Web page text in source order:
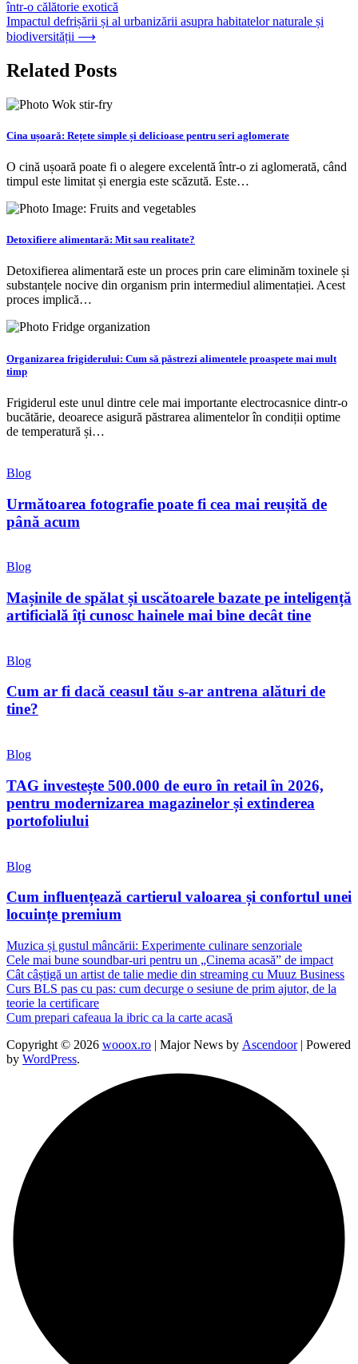
în
articole
într-o călătorie exotică
Impactul defrișării și al urbanizării asupra habitatelor naturale și
biodiversității ⟶
Related Posts
Cina ușoară: Rețete simple și delicioase pentru seri aglomerate
O cină ușoară poate fi o alegere excelentă într-o zi aglomerată, când
timpul este limitat și energia este scăzută. Este…
Detoxifiere alimentară: Mit sau realitate?
Detoxifierea alimentară este un proces prin care eliminăm toxinele și
substanțele nocive din organism prin intermediul alimentației. Acest
proces implică…
Organizarea frigiderului: Cum să păstrezi alimentele proaspete mai mult
timp
Frigiderul este unul dintre cele mai importante electrocasnice dintr-o
bucătărie, deoarece asigură păstrarea alimentelor în condiții optime
de temperatură și…
Blog
Următoarea fotografie poate fi cea mai reușită de
până acum
Blog
Mașinile de spălat și uscătoarele bazate pe inteligență
artificială îți cunosc hainele mai bine decât tine
Blog
Cum ar fi dacă ceasul tău s-ar antrena alături de
tine?
Blog
TAG investește 500.000 de euro în retail în 2026,
pentru modernizarea magazinelor și extinderea
portofoliului
Blog
Cum influențează cartierul valoarea și confortul unei
locuințe premium
Muzica și gustul mâncării: Experimente culinare senzoriale
Cele mai bune soundbar-uri pentru un „Cinema acasă” de impact
Cât câștigă un artist de talie medie din streaming cu Muuz Business
Curs BLS pas cu pas: cum decurge o sesiune de prim ajutor, de la
teorie la certificare
Cum prepari cafeaua la ibric ca la carte acasă
Copyright © 2026 wooox.ro | Major News by Ascendoor| Powered
by WordPress.